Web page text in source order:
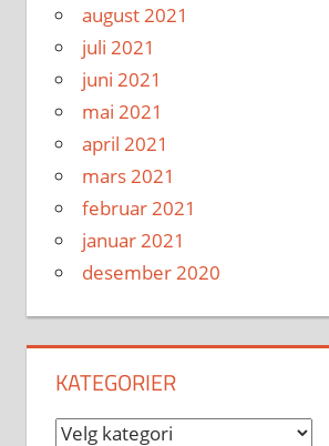
august 2021
juli 2021
juni 2021
mai 2021
april 2021
mars 2021
februar 2021
januar 2021
desember 2020
KATEGORIER
Kategorier